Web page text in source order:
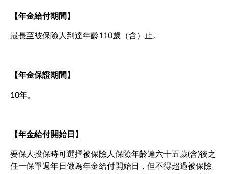
【年金給付期間】
最長至被保險人到達年齡110歲（含）止。
【年金保證期間】
10年。
【年金給付開始日】
要保人投保時可選擇被保險人保險年齡達六十五歲(含)後之
任一保單週年日做為年金給付開始日，但不得超過被保險